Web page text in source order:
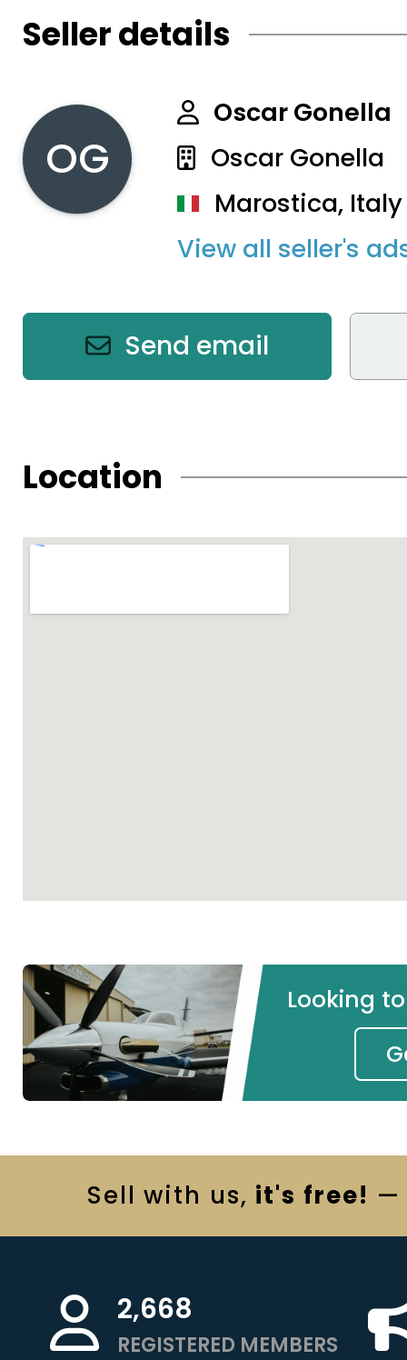
Seller details
OG
Oscar Gonella
Oscar Gonella
Marostica, Italy
View all seller's
Send email
Location
Looking
Sell with us, it's free! —
2,668
REGISTERED MEMBERS